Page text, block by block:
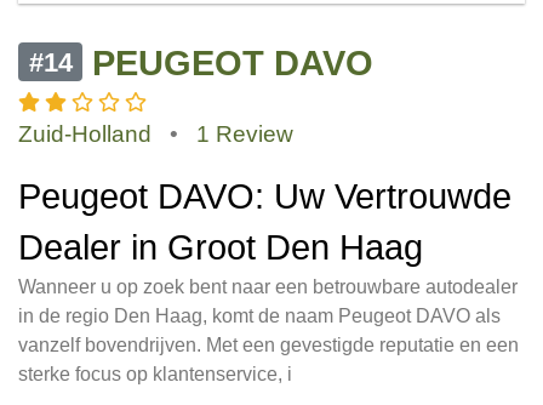
#14 PEUGEOT DAVO
Zuid-Holland • 1 Review
Peugeot DAVO: Uw Vertrouwde
Dealer in Groot Den Haag
Wanneer u op zoek bent naar een betrouwbare autodealer
in de regio Den Haag, komt de naam Peugeot DAVO als
vanzelf bovendrijven. Met een gevestigde reputatie en een
sterke focus op klantenservice, i